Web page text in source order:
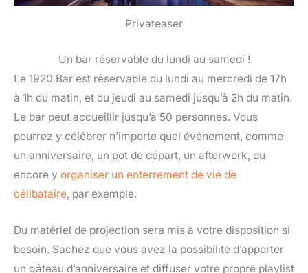
Privateaser
Un bar réservable du lundi au samedi !
Le 1920 Bar est réservable du lundi au mercredi de 17h
à 1h du matin, et du jeudi au samedi jusqu’à 2h du matin.
Le bar peut accueillir jusqu’à 50 personnes. Vous
pourrez y célébrer n’importe quel événement, comme
un anniversaire, un pot de départ, un afterwork, ou
encore y organiser un enterrement de vie de
célibataire, par exemple.
Du matériel de projection sera mis à votre disposition si
besoin. Sachez que vous avez la possibilité d’apporter
un gâteau d’anniversaire et diffuser votre propre playlist